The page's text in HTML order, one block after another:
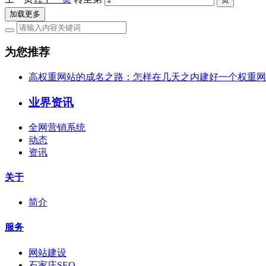
加载更多
为您推荐
高权重网站的成名之路：怎样在几天之内建好一个权重
业界资讯
全网营销系统
动态
资讯
关于
简介
服务
网站建设